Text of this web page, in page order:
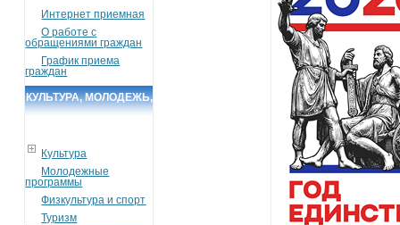
Интернет приемная
О работе с
обращениями граждан
График приема
граждан
КУЛЬТУРА, МОЛОДЕЖЬ,
Культура
Молодежные
программы
Физкультура и спорт
Туризм